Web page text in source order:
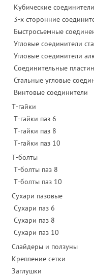
Кубические соединители
3-х сторонние
Быстросъемные
Угловые соединители
Угловые соединители
Соединительные
Стальные угловые
Винтовые соединители
Т-гайки
Т-гайки паз 6
Т-гайки паз 8
Т-гайки паз 10
Т-болты
Т-болты паз 8
Т-болты паз 10
Сухари пазовые
Сухари паз 6
Сухари паз 8
Сухари паз 10
Слайдеры и ползуны
Крепление сетки
Заглушки